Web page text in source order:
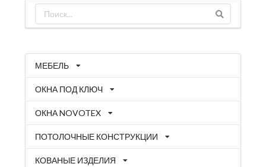
МЕБЕЛЬ
ОКНА ПОД КЛЮЧ
ОКНА NOVOTEX
ПОТОЛОЧНЫЕ КОНСТРУКЦИИ
КОВАНЫЕ ИЗДЕЛИЯ